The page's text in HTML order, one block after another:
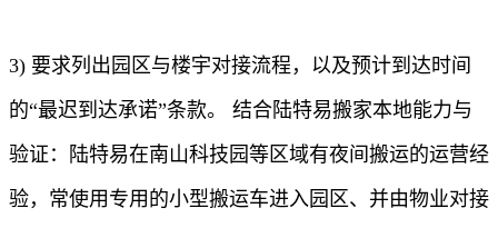
3) 要求列出园区与楼宇对接流程，以及预计到达时间
的“最迟到达承诺”条款。 结合陆特易搬家本地能力与
验证：陆特易在南山科技园等区域有夜间搬运的运营经
验，常使用专用的小型搬运车进入园区、并由物业对接